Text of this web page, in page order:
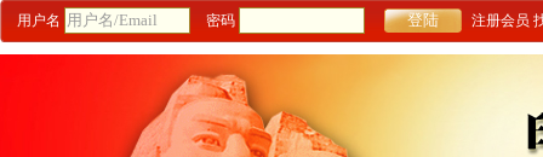
用户名 密码 注册会员